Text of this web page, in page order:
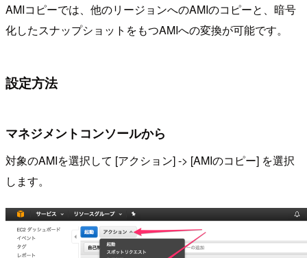
AMIコピーでは、他のリージョンへのAMIのコピーと、暗号
化したスナップショットをもつAMIへの変換が可能です。
設定方法
マネジメントコンソールから
対象のAMIを選択して [アクション] -> [AMIのコピー] を選択
します。